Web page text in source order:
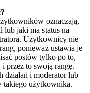
oznaczają,
lub jaki ma status na
Użytkownicy nie
ponieważ ustawia je
postów tylko po to,
przez to swoją rangę.
i moderator lub
takiego użytkownika.